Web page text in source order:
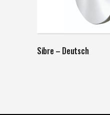
Sibre – Deutsch